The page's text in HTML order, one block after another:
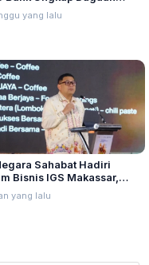
oleh Hary Tanoe
Towe
yang lalu
Sahabat Hadiri
Bisnis IGS Makassar,
Tawarkan Investasi
Untia
yang lalu